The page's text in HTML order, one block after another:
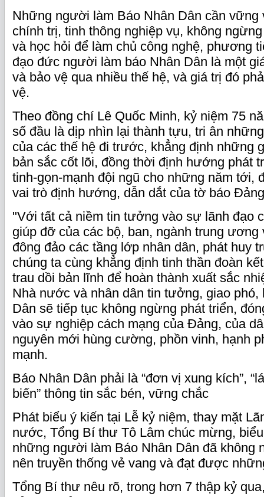
Những người làm Báo Nhân Dân cần vững
chính trị, tinh thông nghiệp vụ, không
và học hỏi để làm chủ công nghệ, phương
đạo đức người làm báo Nhân Dân là một
và bảo vệ qua nhiều thế hệ, và giá trị đó
vệ.
Theo đồng chí Lê Quốc Minh, kỷ niệm 75
số đầu là dịp nhìn lại thành tựu, tri ân
của các thế hệ đi trước, khẳng định những
bản sắc cốt lõi, đồng thời định hướng phát
tinh-gọn-mạnh đội ngũ cho những năm tới,
vai trò định hướng, dẫn dắt của tờ báo
"Với tất cả niềm tin tưởng vào sự lãnh đạo
giúp đỡ của các bộ, ban, ngành trung
đông đảo các tầng lớp nhân dân, phát huy
chúng ta cùng khẳng định tinh thần đoàn
trau dồi bản lĩnh để hoàn thành xuất sắc
Nhà nước và nhân dân tin tưởng, giao phó,
Dân sẽ tiếp tục không ngừng phát triển,
vào sự nghiệp cách mạng của Đảng, của
nguyên mới hùng cường, phồn vinh, hạnh
mạnh.
Báo Nhân Dân phải là “đơn vị xung kích”,
biến” thông tin sắc bén, vững chắc
Phát biểu ý kiến tại Lễ kỷ niệm, thay mặt
nước, Tổng Bí thư Tô Lâm chúc mừng,
những người làm Báo Nhân Dân đã không
nên truyền thống vẻ vang và đạt được
Tổng Bí thư nêu rõ, trong hơn 7 thập kỷ